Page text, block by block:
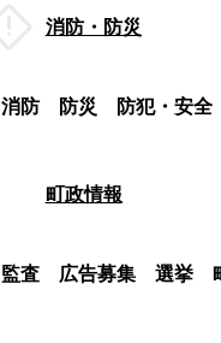
消防・防災
消防 防災
防犯・安全
町政情報
監査 広告募集 選挙